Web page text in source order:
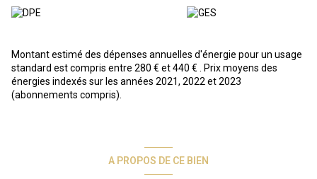
Perret. Cette ville atypique, résolument moderne et en bord de
services au 6ème étage composé d'une entrée menant sur le
séjour/une chambre, un coin cuisine, ainsi qu'une salle de
douche/WC.
En résumé, vous achetez un bien immobilier, et Odalys s'occupe de
avantageuse grâce au statut LMNP.
*photos types issues de la phototèque Odalys*
Les informations sur les risques auxquels ce bien est exposé sont
Montant estimé des dépenses annuelles d'énergie pour un usage
standard est compris entre 280 € et 440 € . Prix moyens des
énergies indexés sur les années 2021, 2022 et 2023
(abonnements compris).
A PROPOS DE CE BIEN